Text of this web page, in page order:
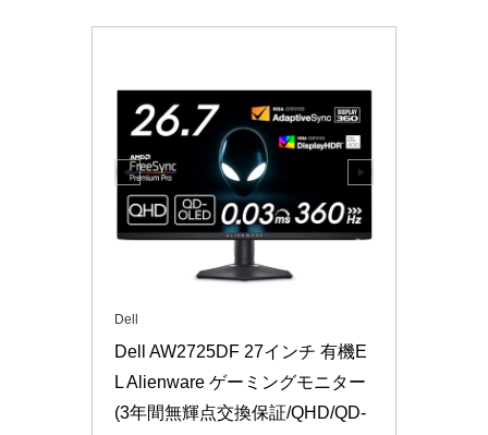
Dell
Dell AW2725DF 27インチ 有機E
L Alienware ゲーミングモニター
(3年間無輝点交換保証/QHD/QD-